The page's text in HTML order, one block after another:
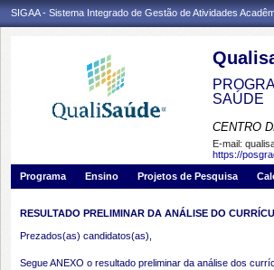
SIGAA - Sistema Integrado de Gestão de Atividades
SAÚDE
CENTRO
E-mail:
https://
Programa
Ensino Projetos de Pesquisa
RESULTADO PRELIMINAR DA ANÁLISE DO
Prezados(as) candidatos(as),
Segue ANEXO o resultado preliminar da análise dos